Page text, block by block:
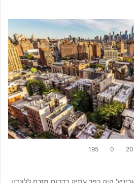
0
195
גריניץ' אנגליה – Greenwich גריניץ' היה כפר עתיק בדרום מזרח ללונדון,